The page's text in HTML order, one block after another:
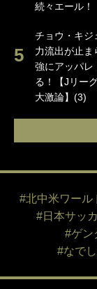
続々エール！
チョウ・キジ
力流出が止
強にアッパレ
る！【Jリー
大激論】(3)
#北中米ワール
#日本サッ
#ゲン
#なで